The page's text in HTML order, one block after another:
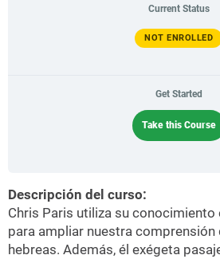
Current Status
NOT ENROLLED
Get Started
Take this Course
Descripción del curso:
Chris Paris utiliza su conocimiento
para ampliar nuestra comprensión
hebreas. Además, él exégeta